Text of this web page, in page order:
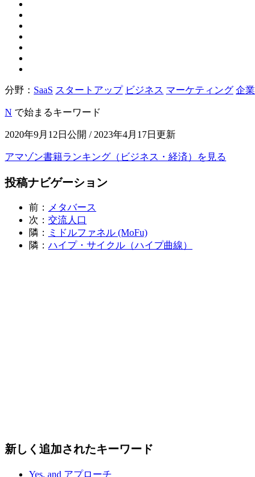
分野： SaaS スタートアップ ビジネス マーケティング 企業
N で始まるキーワード
2020年9月12日公開 / 2023年4月17日更新
アマゾン書籍ランキング（ビジネス・経済）を見る
投稿ナビゲーション
前： メタバース
次： 交流人口
隣：
ミドルファネル (MoFu)
隣： ハイプ・サイクル（ハイプ曲線）
新しく追加されたキーワード
Yes, and アプローチ